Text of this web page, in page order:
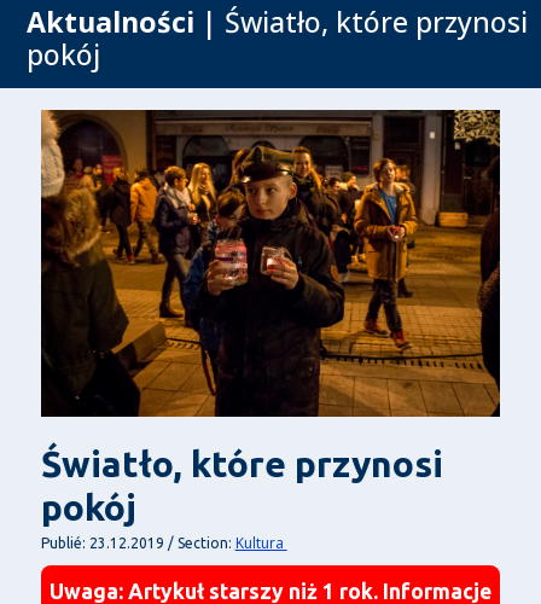
Aktualności | Światło, które przynosi
pokój
Światło, które przynosi
pokój
Publié: 23.12.2019 / Section: Kultura
Uwaga: Artykuł starszy niż 1 rok. Informacje